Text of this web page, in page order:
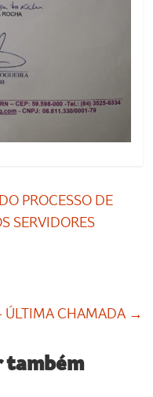
PROCESSO DE
SERVIDORES
ÚLTIMA CHAMADA →
também